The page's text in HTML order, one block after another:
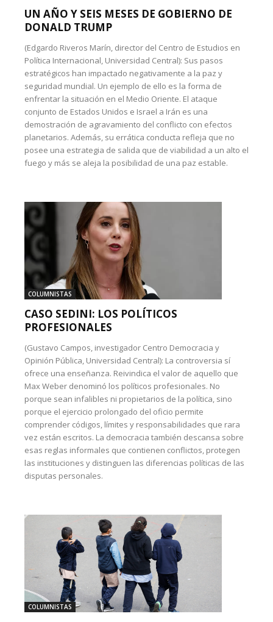
UN AÑO Y SEIS MESES DE GOBIERNO DE
DONALD TRUMP
(Edgardo Riveros Marín, director del Centro de Estudios en
Política Internacional, Universidad Central): Sus pasos
estratégicos han impactado negativamente a la paz y
seguridad mundial. Un ejemplo de ello es la forma de
enfrentar la situación en el Medio Oriente. El ataque
conjunto de Estados Unidos e Israel a Irán es una
demostración de agravamiento del conflicto con efectos
planetarios. Además, su errática conducta refleja que no
posee una estrategia de salida que de viabilidad a un alto el
fuego y más se aleja la posibilidad de una paz estable.
COLUMNISTAS
CASO SEDINI: LOS POLÍTICOS
PROFESIONALES
(Gustavo Campos, investigador Centro Democracia y
Opinión Pública, Universidad Central): La controversia sí
ofrece una enseñanza. Reivindica el valor de aquello que
Max Weber denominó los políticos profesionales. No
porque sean infalibles ni propietarios de la política, sino
porque el ejercicio prolongado del oficio permite
comprender códigos, límites y responsabilidades que rara
vez están escritos. La democracia también descansa sobre
esas reglas informales que contienen conflictos, protegen
las instituciones y distinguen las diferencias políticas de las
disputas personales.
COLUMNISTAS